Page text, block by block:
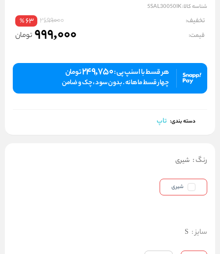
شناسه کالا:5SAL30050IK
تخفیف: 2699000
63
%
قیمت: 999,000 تومان
هر قسط با اسنپ پی :249,750تومان
چهار قسط ماهانه . بدون سود ، چک و ضامن
دسته بندی: تاپ
رنگ: شیری
شیری
سایز:
S